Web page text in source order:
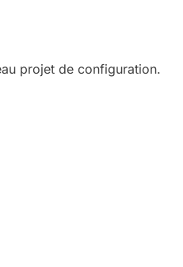
projet de configuration.